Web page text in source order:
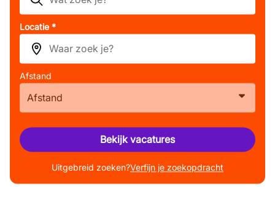
Locatie *
Afstand
Afstand
Bekijk vacatures
Uitgebreid zoeken?Verfijn je zoekopdracht